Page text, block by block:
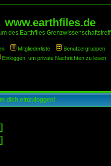
www.earthfiles.de
des Earthfiles Grenzwissenschaftstreff
Mitgliederliste Benutzergruppen
Einloggen, um private Nachrichten zu lesen
dich einzuloggen!